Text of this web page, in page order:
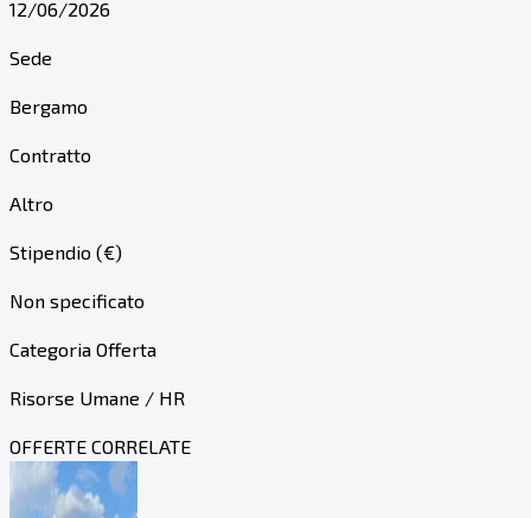
12/06/2026
Sede
Bergamo
Contratto
Altro
Stipendio (€)
Non specificato
Categoria Offerta
Risorse Umane / HR
OFFERTE CORRELATE